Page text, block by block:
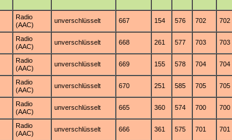
Radio
(AAC)
unverschlüsselt 667 154 576 702 702
Radio
(AAC)
unverschlüsselt 668 261 577 703 703
Radio
(AAC)
unverschlüsselt 669 155 578 704 704
Radio
(AAC)
unverschlüsselt 670 251 585 705 705
Radio
(AAC)
unverschlüsselt 665 360 574 700 700
Radio
(AAC)
unverschlüsselt 666 361 575 701 701